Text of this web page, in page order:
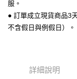
【「AFTEE先享後付」
１．於結帳方式選擇「
※ 請注意：結帳手續完
全家 取貨付款
每筆NT$70，滿
付款後 全家取貨
服。
● 訂單成立現貨商品3
不含假日與例假日）。
詳細說明